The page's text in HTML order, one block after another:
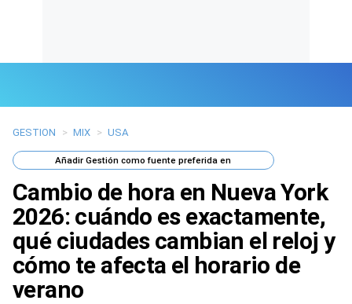
Últimas Noticias
Mi Bolsillo
Respuestas
Gente
GESTION > MIX > USA
AñadirGestión como fuente preferida en
Cambio de hora en Nueva York
2026: cuándo es exactamente,
qué ciudades cambian el reloj y
cómo te afecta el horario de
verano